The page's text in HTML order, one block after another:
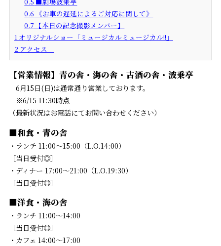
0.6 《お車の遅延によるご対応に関して》
0.7 【本日の記念撮影メンバー】
1 オリジナルショー「ミュージカルミュージカル!!」
2 アクセス
【営業情報】青の舎・海の舎・古酒の舎・波乗亭
6月15日(日)は通常通り営業しております。
※6/15 11:30時点
（最新状況はお電話にてお問い合わせください）
■和食・青の舎
・ランチ 11:00～15:00（L.O.14:00）
［当日受付◎］
・ディナー 17:00～21:00（L.O.19:30）
［当日受付◎］
■洋食・海の舎
・ランチ 11:00～14:00
［当日受付◎］
・カフェ 14:00～17:00